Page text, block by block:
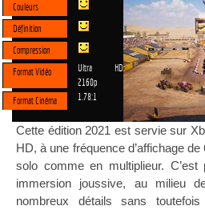
Couleurs
Définition
Compression
Format Vidéo
Ultra HD
2160p
Format Cinéma
1.78:1
Cette édition 2021 est servie sur
HD, à une fréquence d’affichage
solo comme en multiplieur.
immersion joussive, au milieu
nombreux détails sans